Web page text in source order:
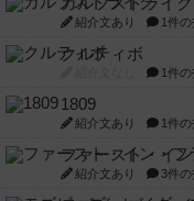
紹介文あり 1件の
クルティボ
1件の
1809
紹介文あり 1件の
ファースト・イ
紹介文あり 3件の